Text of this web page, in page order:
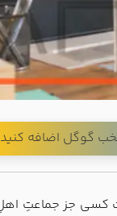
گوگل اضافه کنید